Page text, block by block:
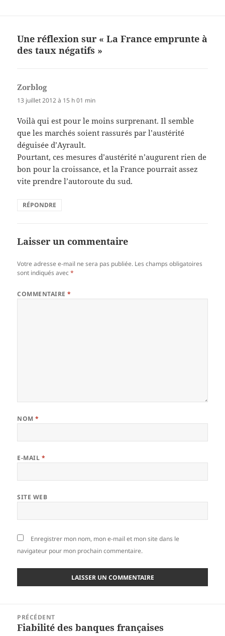
Une réflexion sur « La France emprunte à
des taux négatifs »
Zorblogdit :
13 juillet 2012 à 15 h 01 min
Voilà qui est pour le moins surprenant. Il semble
que les marchés soient rassurés par l’austérité
déguisée d’Ayrault.
Pourtant, ces mesures d’austérité n’augurent rien de
bon pour la croissance, et la France pourrait assez
vite prendre l’autoroute du sud.
RÉPONDRE
Laisser un commentaire
Votre adresse e-mail ne sera pas publiée. Les champs obligatoires
sont indiqués avec*
COMMENTAIRE*
NOM*
E-MAIL *
SITE WEB
Enregistrer mon nom, mon e-mail et mon site dans le
navigateur pour mon prochain commentaire.
l’article
PRÉCÉDENT
Article
Fiabilité des banques françaises